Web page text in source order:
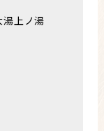
上ノ湯